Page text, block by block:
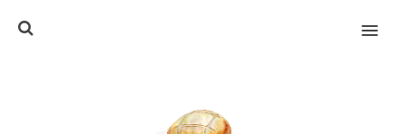
MENU